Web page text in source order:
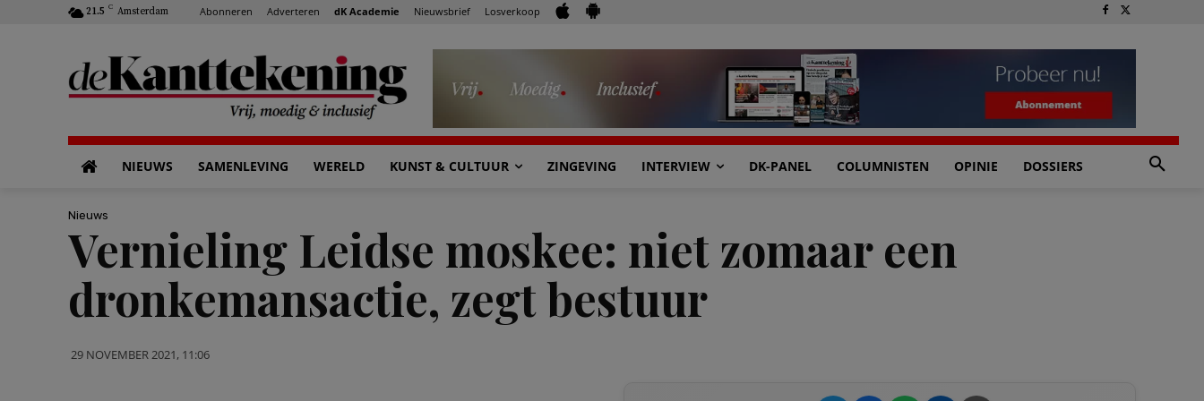
21.5 C Amsterdam Abonneren Adverteren dK Academie Nieuwsbrief Losverkoop
NIEUWS SAMENLEVING WERELD KUNST & CULTUUR ZINGEVING INTERVIEW DK-PANEL COLUMNISTEN OPINIE DOSSIERS
Nieuws
Vernieling Leidse moskee: niet zomaar een
dronkemansactie, zegt bestuur
29 NOVEMBER 2021, 11:06